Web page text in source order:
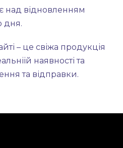
над відновленням
дня.
– це свіжа продукція
наявності та
та відправки.